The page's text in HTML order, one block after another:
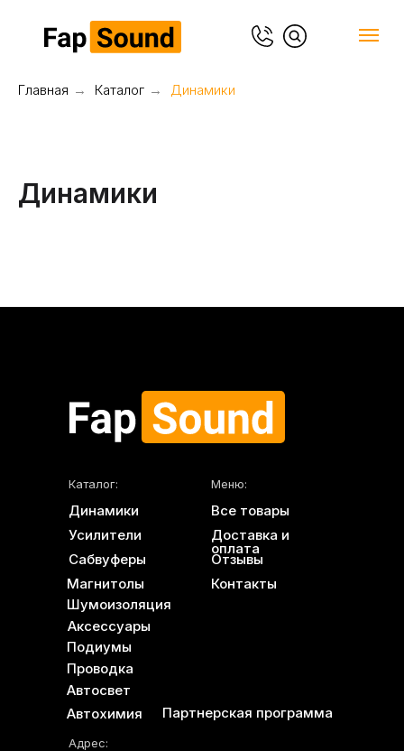
Главная → Каталог → Динамики
Динамики
Доставка и
оплата
Динамики
Отзывы
Контакты
Усилители
Сабвуферы
Магнитолы
Шумоизоляция
Аксессуары
Подиумы
Адрес:
Каталог: Меню:
Все товары
Проводка
Автосвет
Автохимия
Партнерская программа